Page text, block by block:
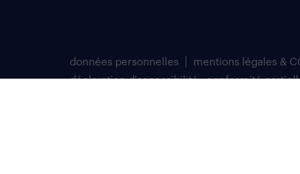
données personnelles mentions légales &
déclaration d'accessibilité : conformité